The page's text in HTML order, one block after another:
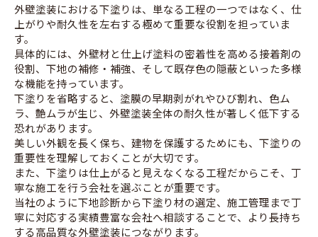
外壁塗装における下塗りは、単なる工程の一つではなく、仕
上がりや耐久性を左右する極めて重要な役割を担っていま
す。
具体的には、外壁材と仕上げ塗料の密着性を高める接着剤の
役割、下地の補修・補強、そして既存色の隠蔽といった多様
な機能を持っています。
下塗りを省略すると、塗膜の早期剥がれやひび割れ、色ム
ラ、艶ムラが生じ、外壁塗装全体の耐久性が著しく低下する
恐れがあります。
美しい外観を長く保ち、建物を保護するためにも、下塗りの
重要性を理解しておくことが大切です。
また、下塗りは仕上がると見えなくなる工程だからこそ、丁
寧な施工を行う会社を選ぶことが重要です。
当社のように下地診断から下塗り材の選定、施工管理まで丁
寧に対応する実績豊富な会社へ相談することで、より長持ち
する高品質な外壁塗装につながります。